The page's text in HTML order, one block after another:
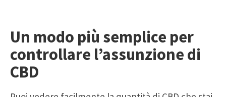
Un modo più semplice per
controllare l’assunzione di
CBD